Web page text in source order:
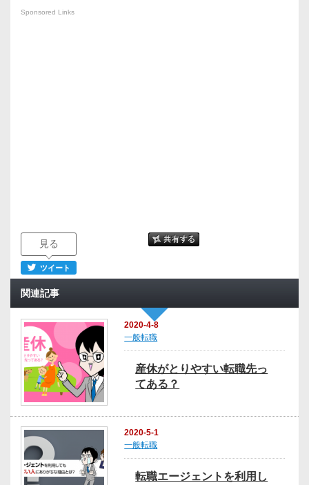
Sponsored Links
見る
ツイート
関連記事
2020-4-8
一般転職
産休がとりやすい転職先っ
てある？
2020-5-1
一般転職
転職エージェントを利用し